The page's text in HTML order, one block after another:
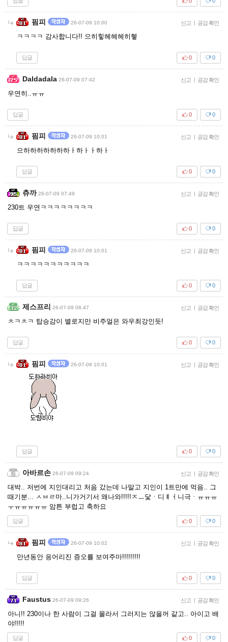
핌피 26-07-09 10:00 신고 | 공감 확인
ㅋㅋㅋㅋ 감사합니다!! 으히힣헤헤헤히헿
답글 0
0
Daldadala 26-07-09 07:42 신고 | 공감 확인
우연히..ㅠㅠ
답글 0
0
핌피 26-07-09 10:01 신고 | 공감 확인
으하하하하하하하ㅏ하ㅏㅏ하ㅏ
답글 0
0
츄까 26-07-09 07:49 신고 | 공감 확인
230트 우연ㅋㅋㅋㅋㅋㅋㅋㅋ
답글 0
0
핌피 26-07-09 10:01 신고 | 공감 확인
ㅋㅋㅋㅋㅋㅋㅋㅋㅋㅋㅋ
답글 0
0
제스프리 26-07-09 08:47 신고 | 공감 확인
ㅊㅋㅊㅋ 탑승감이 별로지만 비주얼은 와우최강인듯!
답글 0
0
핌피 26-07-09 10:01 신고 | 공감 확인
답글 0
0
아바르손 26-07-09 09:24 신고 | 공감 확인
대박.. 저번에 지인대리고 처음 갔는데 나말고 지인이 1트만에 먹음.. 그
때기분... ㅅㅂㄹ마..니가거기서 왜나와!!!!!ㅈㅡ닻ㆍ디ㅒㅓ니극ㆍㅠㅠㅠ
ㅜㅠㅠㅠㅠㅠ 암튼 부럽고 축하요
답글 0
0
핌피 26-07-09 10:02 신고 | 공감 확인
만년동안 응어리진 증오를 보여주마!!!!!!!!!
답글 0
0
Faustus 26-07-09 09:26 신고 | 공감 확인
아니!! 230이나 한 사람이 그걸 몰라서 그러지는 않을꺼 같고.. 아이고 배
야!!!!!
답글 0
0